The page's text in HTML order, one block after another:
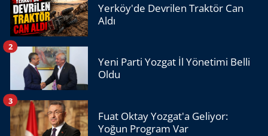
Yerköy'de Devrilen Traktör Can
Aldı
Yeni Parti Yozgat İl Yönetimi Belli
Oldu
2
Fuat Oktay Yozgat'a Geliyor:
Yoğun Program Var
3